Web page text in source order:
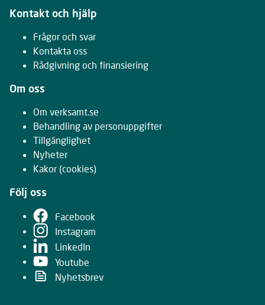
Kontakt och hjälp
Frågor och svar
Kontakta oss
Rådgivning och finansiering
Om oss
Om verksamt.se
Behandling av personuppgifter
Tillgänglighet
Nyheter
Kakor (cookies)
Följ oss
Facebook
Instagram
LinkedIn
Youtube
Nyhetsbrev